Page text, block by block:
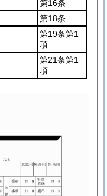
第16条
第18条
第19条第1
項
第21条第1
項